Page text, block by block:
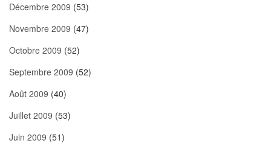
Décembre 2009 (53)
Novembre 2009 (47)
Octobre 2009 (52)
Septembre 2009 (52)
Août 2009 (40)
Juillet 2009 (53)
Juin 2009 (51)